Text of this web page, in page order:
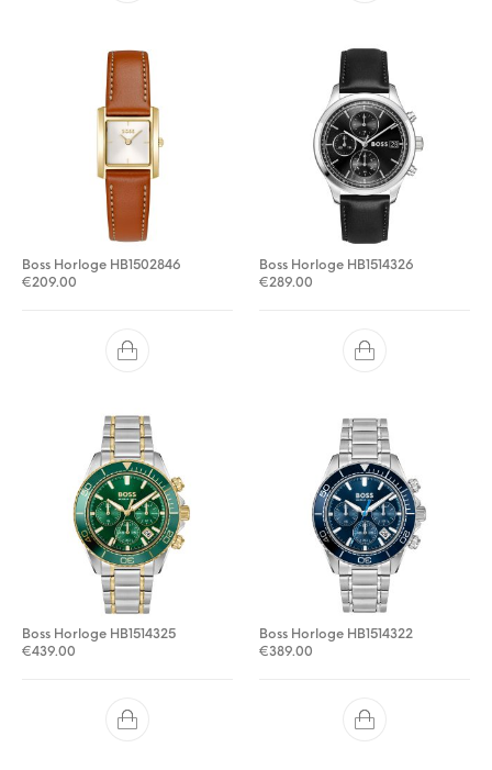
Boss Horloge HB1502846
€209.00
Boss Horloge HB1514326
€289.00
Boss Horloge HB1514325
€439.00
Boss Horloge HB1514322
€389.00